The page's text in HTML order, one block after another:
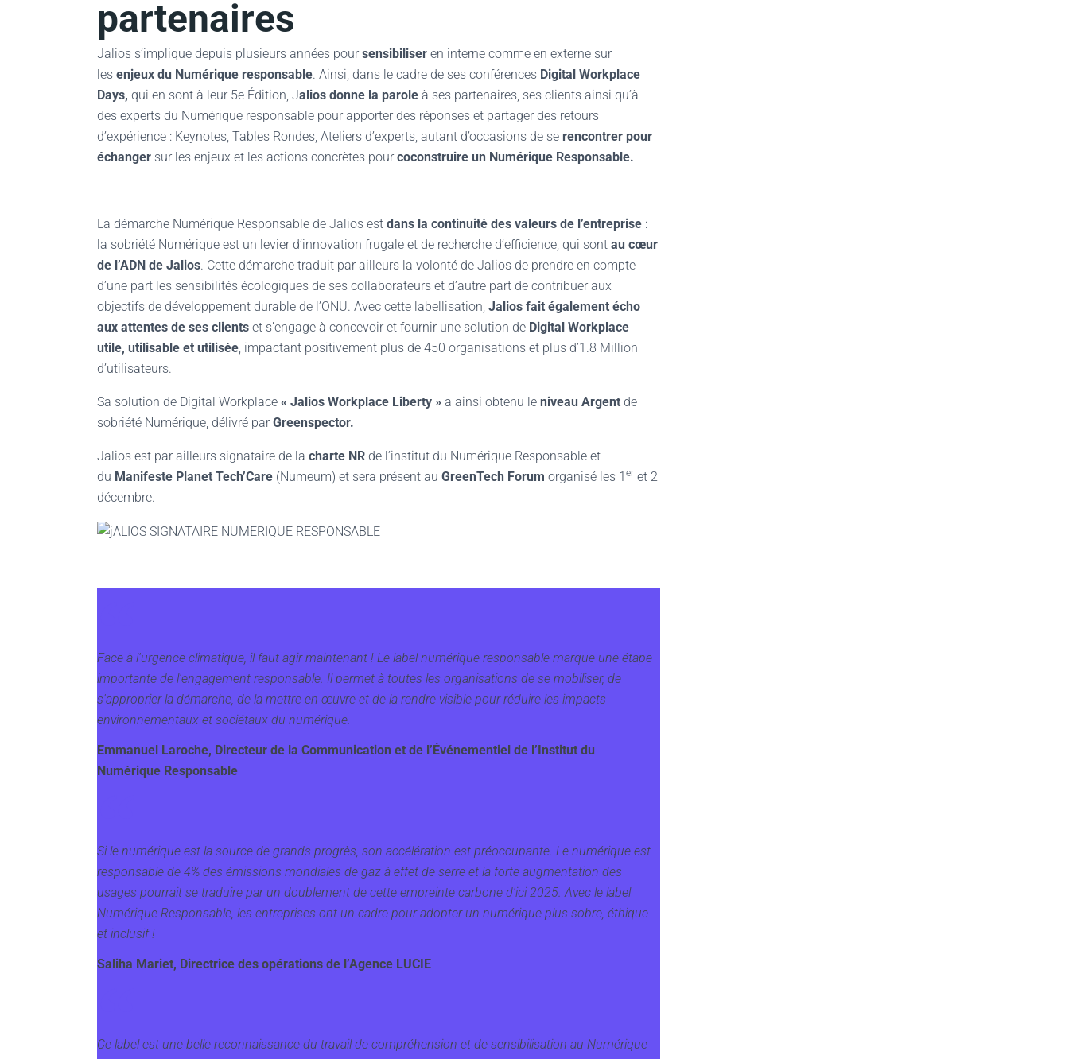
partenaires
Jalios s’implique depuis plusieurs années pour sensibiliser en interne comme en externe sur
les enjeux du Numérique responsable. Ainsi, dans le cadre de ses conférences Digital Workplace
Days, qui en sont à leur 5e Édition, Jalios donne la parole à ses partenaires, ses clients ainsi qu’à
des experts du Numérique responsable pour apporter des réponses et partager des retours
d’expérience : Keynotes, Tables Rondes, Ateliers d’experts, autant d’occasions de se rencontrer pour
échanger sur les enjeux et les actions concrètes pour coconstruire un Numérique Responsable.
La démarche Numérique Responsable de Jalios est dans la continuité des valeurs de l’entreprise :
la sobriété Numérique est un levier d’innovation frugale et de recherche d’efficience, qui sont au cœur
de l’ADN de Jalios. Cette démarche traduit par ailleurs la volonté de Jalios de prendre en compte
d’une part les sensibilités écologiques de ses collaborateurs et d’autre part de contribuer aux
objectifs de développement durable de l’ONU. Avec cette labellisation, Jalios fait également écho
aux attentes de ses clients et s’engage à concevoir et fournir une solution de Digital Workplace
utile, utilisable et utilisée, impactant positivement plus de 450 organisations et plus d’1.8 Million
d’utilisateurs.
Sa solution de Digital Workplace « Jalios Workplace Liberty » a ainsi obtenu le niveau Argent de
sobriété Numérique, délivré par Greenspector.
Jalios est par ailleurs signataire de la charte NR de l’institut du Numérique Responsable et
du Manifeste Planet Tech’Care (Numeum) et sera présent au GreenTech Forum organisé les 1 er et 2
décembre.
Face à l'urgence climatique, il faut agir maintenant ! Le label numérique responsable marque une étape
importante de l'engagement responsable. Il permet à toutes les organisations de se mobiliser, de
s'approprier la démarche, de la mettre en œuvre et de la rendre visible pour réduire les impacts
environnementaux et sociétaux du numérique.
Emmanuel Laroche, Directeur de la Communication et de l’Événementiel de l’Institut du
Numérique Responsable
Si le numérique est la source de grands progrès, son accélération est préoccupante. Le numérique est
responsable de 4% des émissions mondiales de gaz à effet de serre et la forte augmentation des
usages pourrait se traduire par un doublement de cette empreinte carbone d'ici 2025. Avec le label
Numérique Responsable, les entreprises ont un cadre pour adopter un numérique plus sobre, éthique
et inclusif !
Saliha Mariet, Directrice des opérations de l’Agence LUCIE
Ce label est une belle reconnaissance du travail de compréhension et de sensibilisation au Numérique